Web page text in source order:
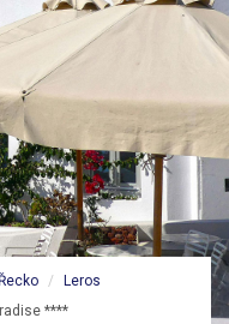
Řecko
Leros
****